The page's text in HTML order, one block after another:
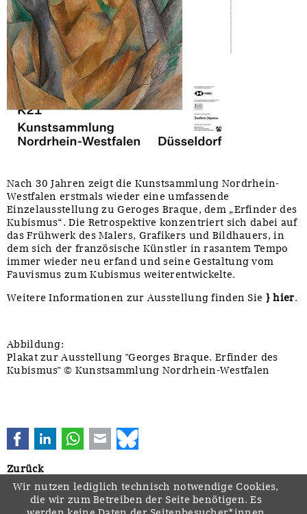
Nach 30 Jahren zeigt die Kunstsammlung Nordrhein-
Westfalen erstmals wieder eine umfassende
Einzelausstellung zu Geroges Braque, dem „Erfinder des
Kubismus“. Die Retrospektive konzentriert sich dabei auf
das Frühwerk des Malers, Grafikers und Bildhauers, in
dem sich der französische Künstler in rasantem Tempo
immer wieder neu erfand und seine Gestaltung vom
Fauvismus zum Kubismus weiterentwickelte.
Weitere Informationen zur Ausstellung finden Sie } hier.
Abbildung:
Plakat zur Ausstellung "Georges Braque. Erfinder des
Kubismus" © Kunstsammlung Nordrhein-Westfalen
FacebookLinkedInWhatsApp
E-mail
Zurück
Wir nutzen lediglich technisch notwendige Cookies,
die wir zum Betreiben der Seite benötigen. Es